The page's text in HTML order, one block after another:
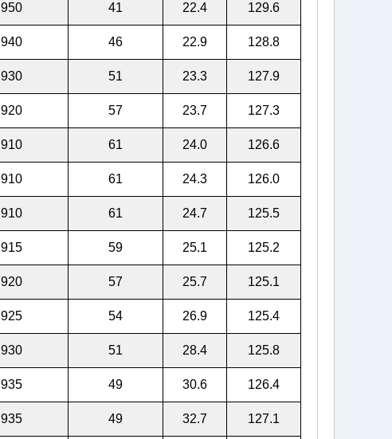
950 41 22.4 129.6
940 46 22.9 128.8
930 51 23.3 127.9
920 57 23.7 127.3
910 61 24.0 126.6
910 61 24.3 126.0
910 61 24.7 125.5
915 59 25.1 125.2
920 57 25.7 125.1
925 54 26.9 125.4
930 51 28.4 125.8
935 49 30.6 126.4
935 49 32.7 127.1